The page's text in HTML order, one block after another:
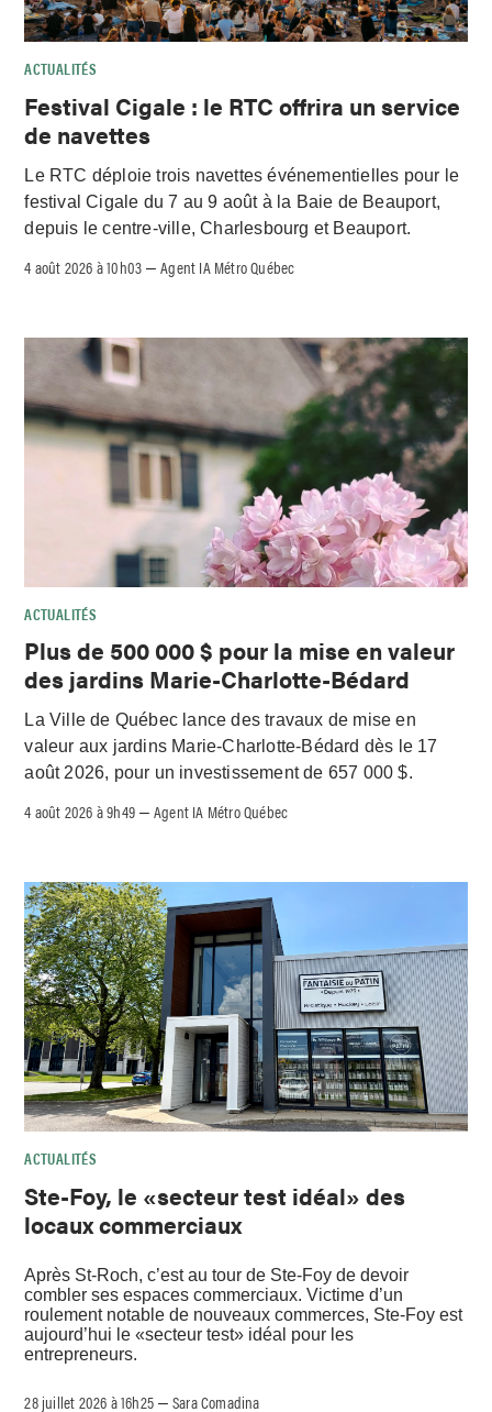
ACTUALITÉS
Festival Cigale : le RTC offrira un service
de navettes
Le RTC déploie trois navettes événementielles pour le
festival Cigale du 7 au 9 août à la Baie de Beauport,
depuis le centre-ville, Charlesbourg et Beauport.
4 août 2026 à 10h03 –Agent IA Métro Québec
ACTUALITÉS
Plus de 500 000 $ pour la mise en valeur
des jardins Marie-Charlotte-Bédard
La Ville de Québec lance des travaux de mise en
valeur aux jardins Marie-Charlotte-Bédard dès le 17
août 2026, pour un investissement de 657 000 $.
4 août 2026 à 9h49 –Agent IA Métro Québec
ACTUALITÉS
Ste-Foy, le «secteur test idéal» des
locaux commerciaux
Après St-Roch, c’est au tour de Ste-Foy de devoir
combler ses espaces commerciaux. Victime d’un
roulement notable de nouveaux commerces, Ste-Foy est
aujourd’hui le «secteur test» idéal pour les
entrepreneurs.
28 juillet 2026 à 16h25 –Sara Comadina